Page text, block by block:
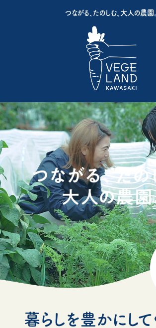
つながる、たのしむ、大人の農園。
暮らしを豊かにして